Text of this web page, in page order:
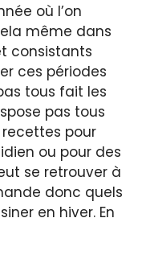
où l’on
même dans
consistants
ces périodes
tous fait les
pas tous
pour
ou pour des
se retrouver à
donc quels
en hiver. En